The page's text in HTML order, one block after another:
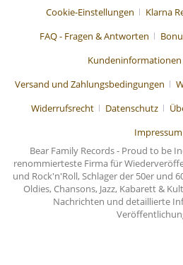
Cookie-Einstellungen Klarna
FAQ - Fragen & Antworten
Kundeninformationen
Versand und Zahlungsbedingungen
Widerrufsrecht
Datenschutz
Impressum
Bear Family Records - Proud to be
renommierteste Firma für
und Rock'n'Roll, Schlager der 50er und
Oldies, Chansons, Jazz, Kabarett &
Nachrichten und detaillierte